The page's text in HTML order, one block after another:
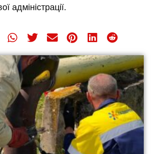
адміністрації.